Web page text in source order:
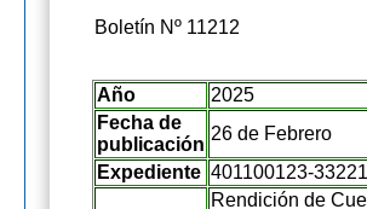
Boletín Nº 11212
Año
2025
Fecha de
publicación
26 de Febrero
Expediente 401100123-
Rendición de